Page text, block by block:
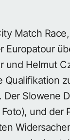
Match
Europatour
und Helmut
Slowene
und der